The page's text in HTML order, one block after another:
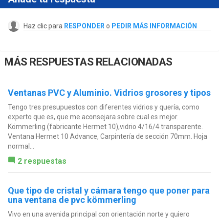
Haz clic para RESPONDER o PEDIR MÁS INFORMACIÓN
MÁS RESPUESTAS RELACIONADAS
Ventanas PVC y Aluminio. Vidrios grosores y tipos
Tengo tres presupuestos con diferentes vidrios y quería, como
experto que es, que me aconsejara sobre cual es mejor.
Kömmerling (fabricante Hermet 10),vidrio 4/16/4 transparente.
Ventana Hermet 10 Advance, Carpintería de sección 70mm. Hoja
normal...
2 respuestas
Que tipo de cristal y cámara tengo que poner para
una ventana de pvc kömmerling
Vivo en una avenida principal con orientación norte y quiero